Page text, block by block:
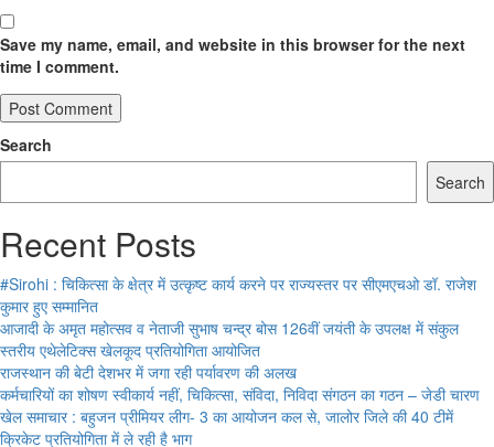
Save my name, email, and website in this browser for the next
time I comment.
Search
Search
Recent Posts
#Sirohi : चिकित्सा के क्षेत्र में उत्कृष्ट कार्य करने पर राज्यस्तर पर सीएमएचओ डॉ. राजेश
कुमार हुए सम्मानित
आजादी के अमृत महोत्सव व नेताजी सुभाष चन्द्र बोस 126वीं जयंती के उपलक्ष में संकुल
स्तरीय एथेलेटिक्स खेलकूद प्रतियोगिता आयोजित
राजस्थान की बेटी देशभर में जगा रही पर्यावरण की अलख
कर्मचारियों का शोषण स्वीकार्य नहीं, चिकित्सा, संविदा, निविदा संगठन का गठन – जेडी चारण
खेल समाचार : बहुजन प्रीमियर लीग- 3 का आयोजन कल से, जालोर जिले की 40 टीमें
क्रिकेट प्रतियोगिता में ले रही है भाग